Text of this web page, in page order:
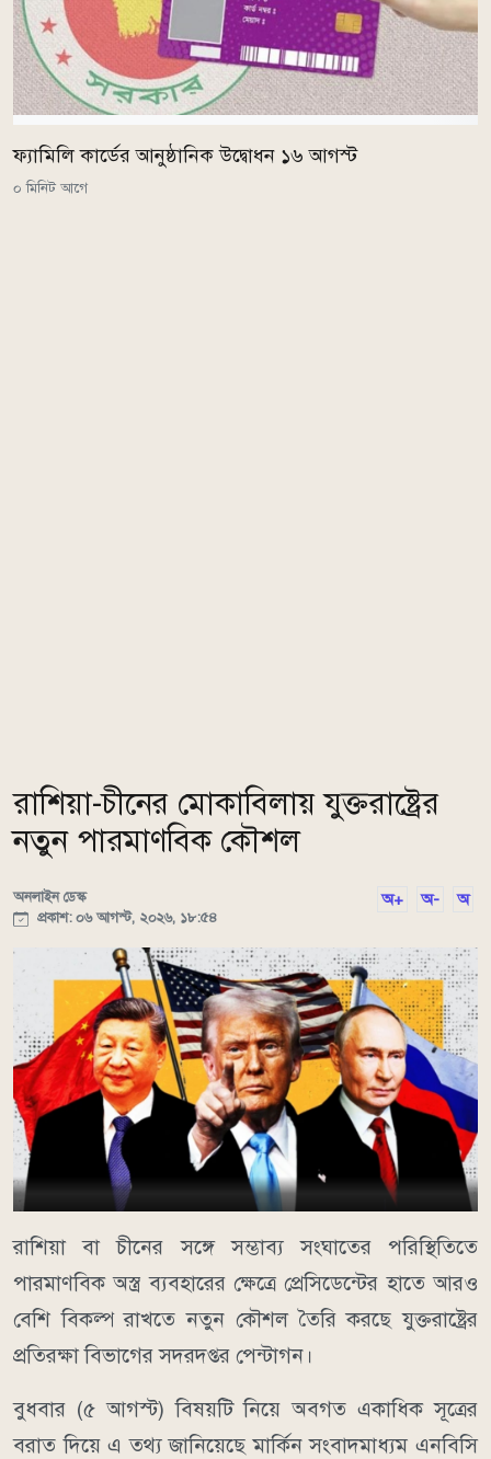
ফ্যামিলি কার্ডের আনুষ্ঠানিক উদ্বোধন ১৬ আগস্ট
০ মিনিট আগে
রাশিয়া-চীনের মোকাবিলায় যুক্তরাষ্ট্রের
নতুন পারমাণবিক কৌশল
অনলাইন ডেস্ক
প্রকাশ: ০৬ আগস্ট, ২০২৬, ১৮:৫৪
অ+ অ- অ
রাশিয়া বা চীনের সঙ্গে সম্ভাব্য সংঘাতের পরিস্থিতিতে
পারমাণবিক অস্ত্র ব্যবহারের ক্ষেত্রে প্রেসিডেন্টের হাতে আরও
বেশি বিকল্প রাখতে নতুন কৌশল তৈরি করছে যুক্তরাষ্ট্রের
প্রতিরক্ষা বিভাগের সদরদপ্তর পেন্টাগন।
বুধবার (৫ আগস্ট) বিষয়টি নিয়ে অবগত একাধিক সূত্রের
বরাত দিয়ে এ তথ্য জানিয়েছে মার্কিন সংবাদমাধ্যম এনবিসি